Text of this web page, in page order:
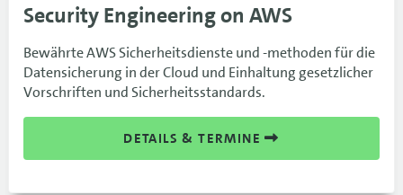
Security Engineering on AWS
Bewährte AWS Sicherheitsdienste und -methoden für die
Datensicherung in der Cloud und Einhaltung gesetzlicher
Vorschriften und Sicherheitsstandards.
DETAILS & TERMINE